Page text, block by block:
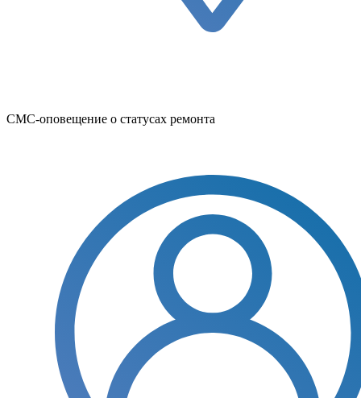
СМС-оповещение о статусах ремонта